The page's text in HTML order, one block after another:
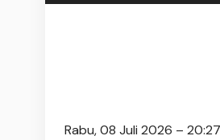
Rabu, 08 Juli 2026 –